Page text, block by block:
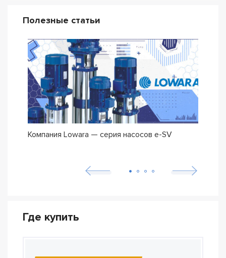
Полезные статьи
Компания Lowara — серия насосов e-SV
Где купить